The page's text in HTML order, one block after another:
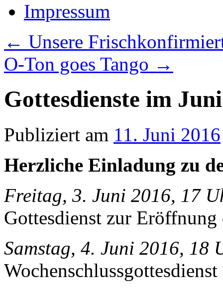
Impressum
← Unsere
O-Ton goes Tango →
Gottesdienste im Juni
Publiziert am 11. Juni 2016
Herzliche Einladung zu
Freitag, 3. Juni 2016, 17
Gottesdienst zur
Samstag, 4. Juni 2016, 18